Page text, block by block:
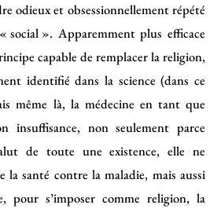
odieux et obsessionnellement répété
». Apparemment plus efficace
capable de remplacer la religion,
identifié dans la science (dans ce
même là, la médecine en tant que
insuffisance, non seulement parce
de toute une existence, elle ne
santé contre la maladie, mais aussi
pour s’imposer comme religion, la